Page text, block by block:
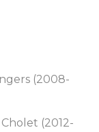
(2008-
(2012-